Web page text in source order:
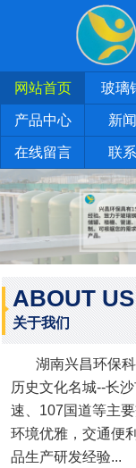
网站首页 玻璃
产品中心 新
在线留言 联
ABOUT US
关于我们
湖南兴昌环保科
历史文化名城--长
速、107国道等主
环境优雅，交通便
品生产研发经验...